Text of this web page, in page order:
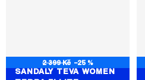
2 399 Kč –25 %
SANDÁLY TEVA WOMEN